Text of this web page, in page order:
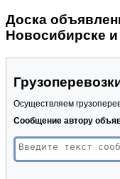
Доска
Новосибирске
Осуществляем
Сообщение автору